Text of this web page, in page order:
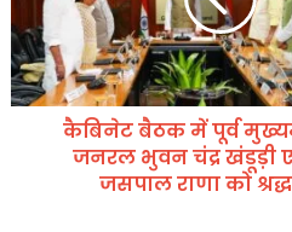
ठ
क
में
पू
कैबिनेट बैठक में पूर्व
जनरल भुवन चंद्र खंडूड़ी
जसपाल राणा को